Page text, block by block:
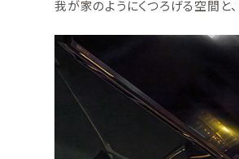
我が家のようにくつろげる空間と、